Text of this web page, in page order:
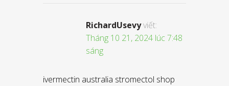
RichardUsevyviết:
Tháng 10 21, 2024 lúc 7:48
sáng
ivermectin australia stromectol shop